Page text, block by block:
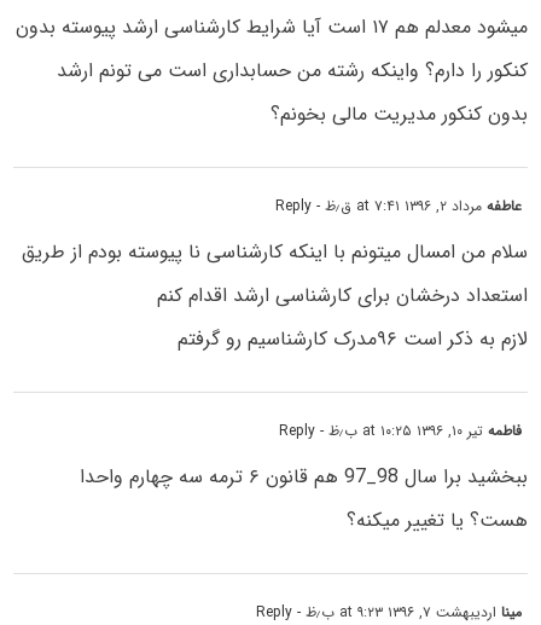
میشود معدلم هم ۱۷ است آیا شرایط کارشناسی ارشد پیوسته بدون
کنکور را دارم؟ واینکه رشته من حسابداری است می تونم ارشد
بدون کنکور مدیریت مالی بخونم؟
عاطفهمرداد ۲, ۱۳۹۶ at ۷:۴۱ ق٫ظ - Reply
سلام من امسال میتونم با اینکه کارشناسی نا پیوسته بودم از طریق
استعداد درخشان برای کارشناسی ارشد اقدام کنم
لازم به ذکر است ۹۶مدرک کارشناسیم رو گرفتم
فاطمهتیر ۱۰, ۱۳۹۶ at ۱۰:۲۵ ب٫ظ - Reply
ببخشید برا سال 98_97 هم قانون ۶ ترمه سه چهارم واحدا
هست؟ یا تغییر میکنه؟
مینااردیبهشت ۷, ۱۳۹۶ at ۹:۲۳ ب٫ظ - Reply